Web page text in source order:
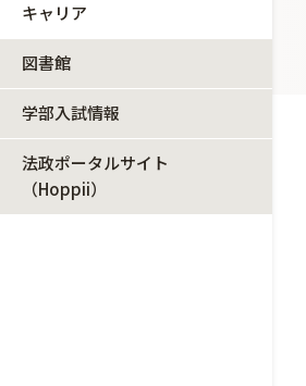
キャリア
図書館
学部入試情報
法政ポータルサイト
（Hoppii）